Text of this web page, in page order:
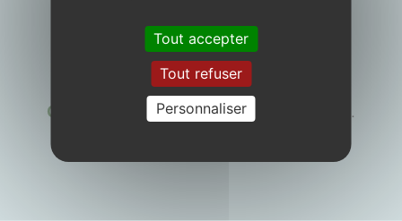
OUVERTURE
Camping
4 avrilau25 octobre 2026 .
Tout accepter
Tout refuser
Personnaliser